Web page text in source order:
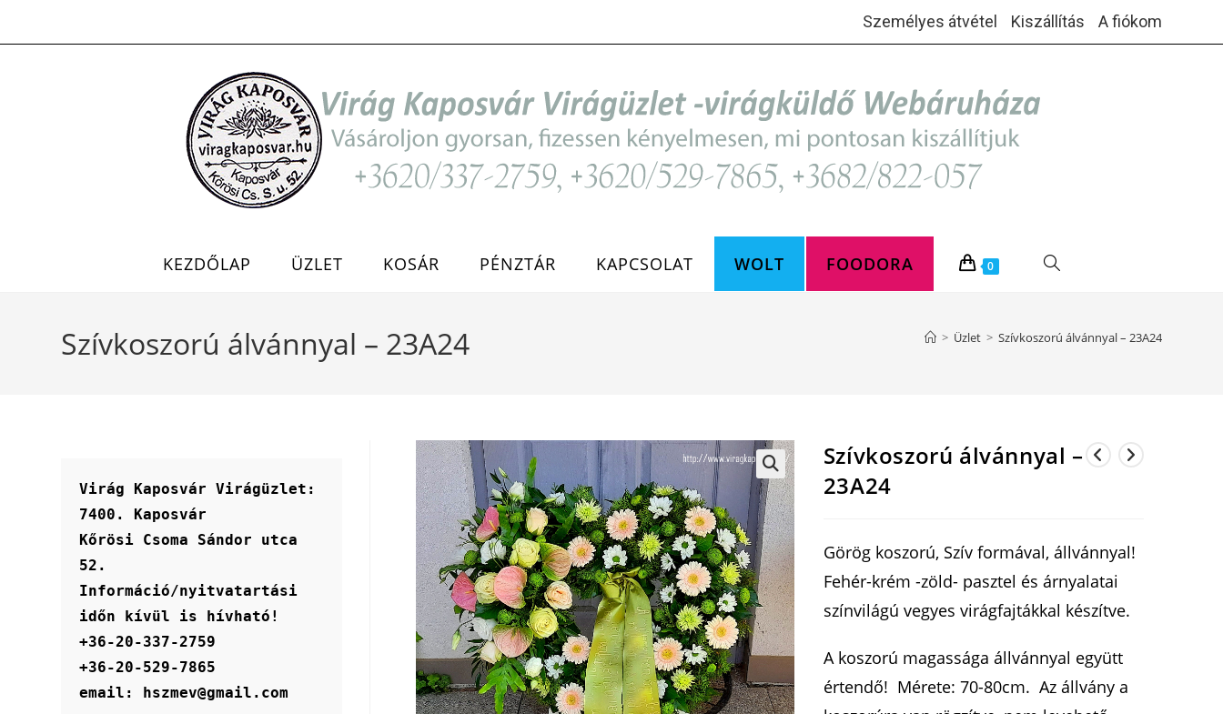
Személyes átvétel Kiszállítás A fiókom
KEZDŐLAP ÜZLET KOSÁR PÉNZTÁR KAPCSOLAT WOLT FOODORA 0 TOGGLE
Szívkoszorú álvánnyal – 23A24 > Üzlet > Szívkoszorú álvánnyal – 23A24
Szívkoszorú álvánnyal –
23A24
Görög koszorú, Szív formával, állvánnyal!
Fehér-krém -zöld- pasztel és árnyalatai
színvilágú vegyes virágfajtákkal készítve.
A koszorú magassága állvánnyal együtt
értendő! Mérete: 70-80cm. Az állvány a
Virág Kaposvár Virágüzlet:
7400. Kaposvár
Kőrösi Csoma Sándor utca
52.
Információ/nyitvatartási
időn kívül is hívható!
+36-20-337-2759
+36-20-529-7865
email: hszmev@gmail.com